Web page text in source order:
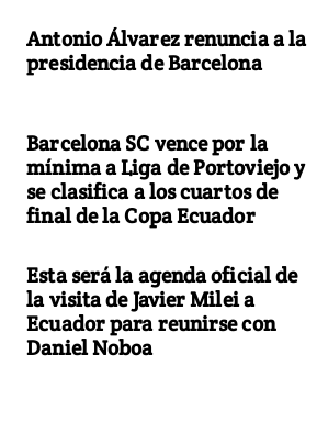
Antonio Álvarez renuncia a la
presidencia de Barcelona
Barcelona SC vence por la
mínima a Liga de Portoviejo y
se clasifica a los cuartos de
final de la Copa Ecuador
Esta será la agenda oficial de
la visita de Javier Milei a
Ecuador para reunirse con
Daniel Noboa